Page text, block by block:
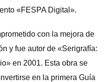
«FESPA Digital».
con la mejora de
y fue autor de «Serigrafía:
en 2001. Esta obra se
en la primera Guía